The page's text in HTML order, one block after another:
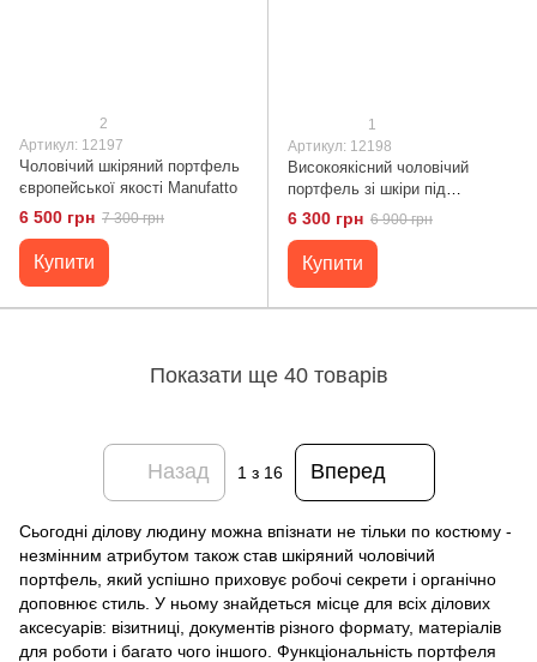
2
Артикул: 12197
Чоловічий шкіряний портфель
європейської якості Manufatto
6 500 грн 7 300 грн
Купити
1
Артикул: 12198
Високоякісний чоловічий
портфель зі шкіри під
крокодила Manufatto
6 300 грн 6 900 грн
Купити
Показати ще 40 товарів
Назад 1 з 16 Вперед
Сьогодні ділову людину можна впізнати не тільки по костюму -
незмінним атрибутом також став шкіряний чоловічий
портфель, який успішно приховує робочі секрети і органічно
доповнює стиль. У ньому знайдеться місце для всіх ділових
аксесуарів: візитниці, документів різного формату, матеріалів
для роботи і багато чого іншого. Функціональність портфеля